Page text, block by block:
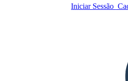
Iniciar Sessão
CRIAR UM
REPRODUZIR